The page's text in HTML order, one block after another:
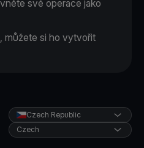
své operace jako
můžete si ho vytvořit
Czech Republic
Czech